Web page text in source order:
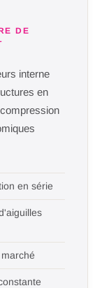
DE
interne
en
en série